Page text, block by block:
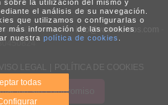
(Barcelona) - info@vadecursos.com
LEGAL POLÍTICA DE COOKIES
por Net Engineer
la utilización del mismo y
el análisis de su navegación.
que utilizamos o configurarlas o
más información de las cookies
nuestra política de cookies
todas
sin compromiso